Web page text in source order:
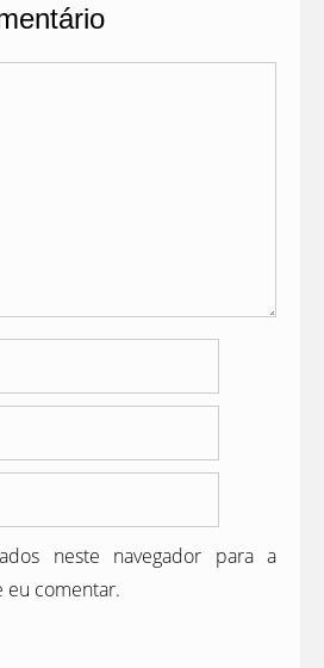
neste navegador para a
eu comentar.